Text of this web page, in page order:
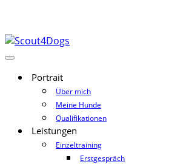
Portrait
Über mich
Meine Hunde
Qualifikationen
Leistungen
Einzeltraining
Erstgespräch